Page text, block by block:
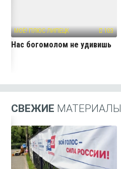
МОЁ! ПЛЮС ЛИПЕЦК 103
Нас богомолом не удивишь
СВЕЖИЕ МАТЕРИАЛЫ